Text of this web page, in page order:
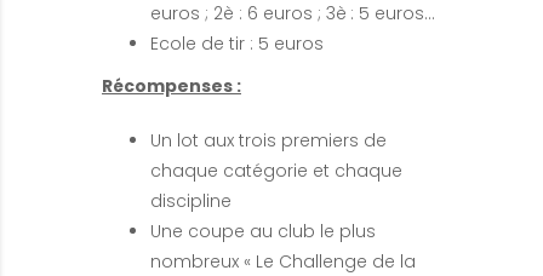
euros ; 2è : 6 euros ; 3è : 5 euros…
Ecole de tir : 5 euros
Récompenses :
Un lot aux trois premiers de
chaque catégorie et chaque
discipline
Une coupe au club le plus
nombreux « Le Challenge de la